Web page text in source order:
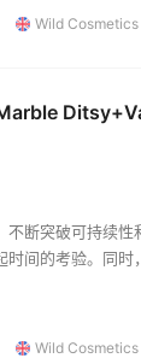
Wild Cosmetics
断突破可持续性
间的考验。同时
补充装。这是一
Wild Cosmetics
兰蔻粉金管新
08月05日